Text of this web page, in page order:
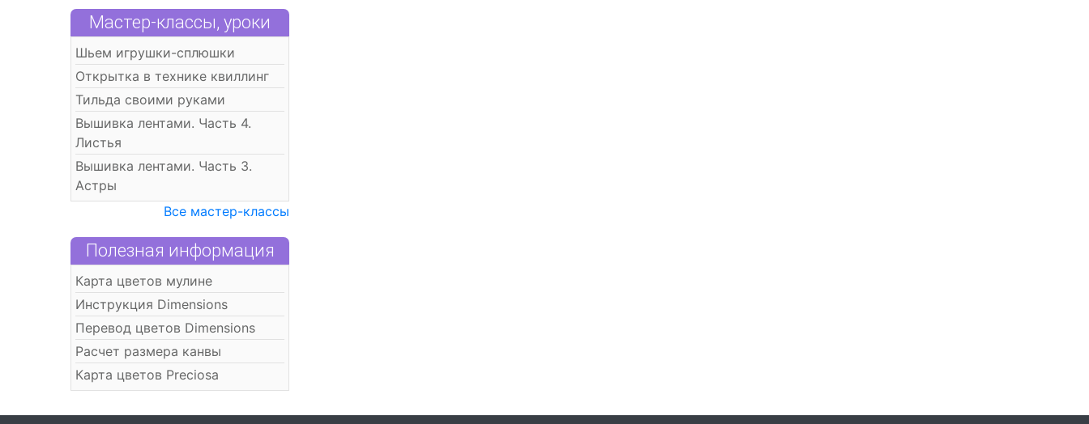
Мастер-классы, уроки
Шьем игрушки-сплюшки
Открытка в технике квиллинг
Тильда своими руками
Вышивка лентами. Часть 4.
Листья
Вышивка лентами. Часть 3.
Астры
Все мастер-классы
Полезная информация
Карта цветов мулине
Инструкция Dimensions
Перевод цветов Dimensions
Расчет размера канвы
Карта цветов Preciosa